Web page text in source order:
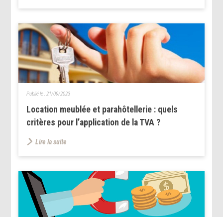
Location meublée et parahôtellerie : quels
critères pour l’application de la TVA ?
Publié le : 21/09/2023
Lire la suite